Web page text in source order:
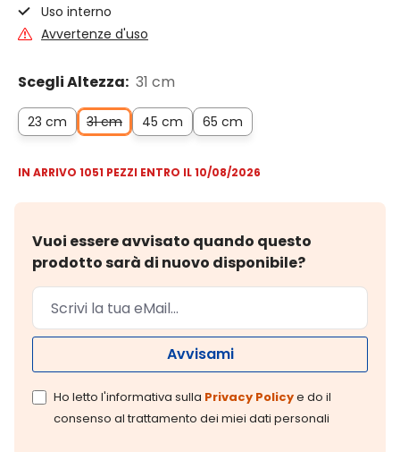
Uso interno
Avvertenze d'uso
Scegli Altezza: 31 cm
23 cm 31 cm 45 cm 65 cm
IN ARRIVO 1051 PEZZI ENTRO IL 10/08/2026
Vuoi essere avvisato quando questo
prodotto sarà di nuovo disponibile?
Avvisami
Ho letto l'informativa sulla Privacy Policye do il
consenso al trattamento dei miei dati personali